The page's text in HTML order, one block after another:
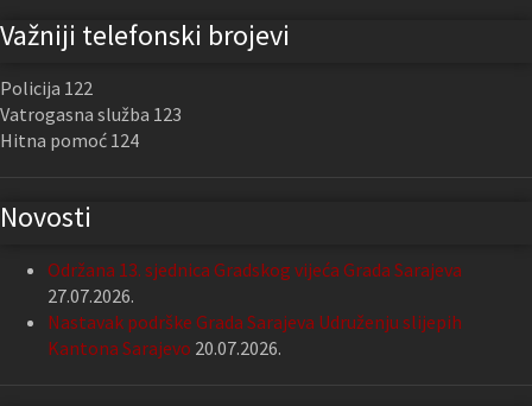
Važniji telefonski brojevi
Policija 122
Vatrogasna služba 123
Hitna pomoć 124
Novosti
Održana 13. sjednica Gradskog vijeća Grada Sarajeva
27.07.2026.
Nastavak podrške Grada Sarajeva Udruženju slijepih
Kantona Sarajevo 20.07.2026.